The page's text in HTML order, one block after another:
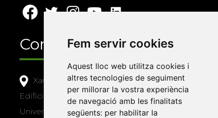
Fem servir cookies
Aquest lloc web utilitza cookies i
altres tecnologies de seguiment
per millorar la vostra experiència
de navegació amb les finalitats
següents: per habilitar la
Contacte
Xarxa Vives d'Universitats
Edifici Àgora
Universitat Jaume I, local 10